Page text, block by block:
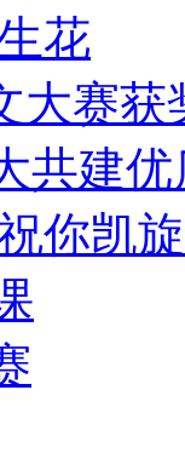
花
大赛获
共建
你凯